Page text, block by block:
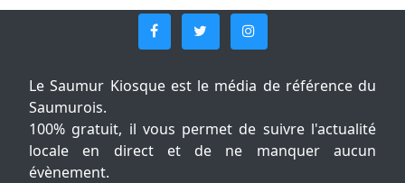
Le Saumur Kiosque est le média de référence du
Saumurois.
100% gratuit, il vous permet de suivre l'actualité
locale en direct et de ne manquer aucun
évènement.